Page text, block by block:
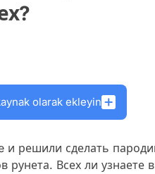
olarak ekleyin
и решили сделать
рунета. Всех ли узнаете